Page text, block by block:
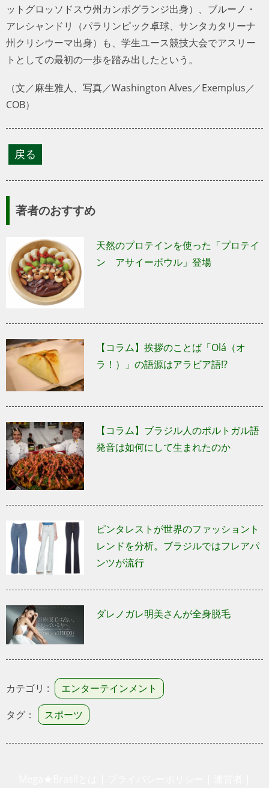
ットグロッソドスウ州カンポグランジ出身）、ブルーノ・
アレシャンドリ（パラリンピック卓球、サンタカタリーナ
州クリシウーマ出身）も、学生ユース競技大会でアスリー
トとしての最初の一歩を踏み出したという。
（文／麻生雅人、写真／Washington Alves／Exemplus／
COB）
著者のおすすめ
天然のプロテインを使った「プロテイ
ン アサイーボウル」登場
【コラム】挨拶のことば「Olá（オ
ラ！）」の語源はアラビア語!?
【コラム】ブラジル人のポルトガル語
発音は如何にして生まれたのか
ピンタレストが世界のファッショント
レンドを分析。ブラジルではフレアパ
ンツが流行
ダレノガレ明美さんが全身脱毛
カテゴリ :
エンターテインメント
タグ：
スポーツ